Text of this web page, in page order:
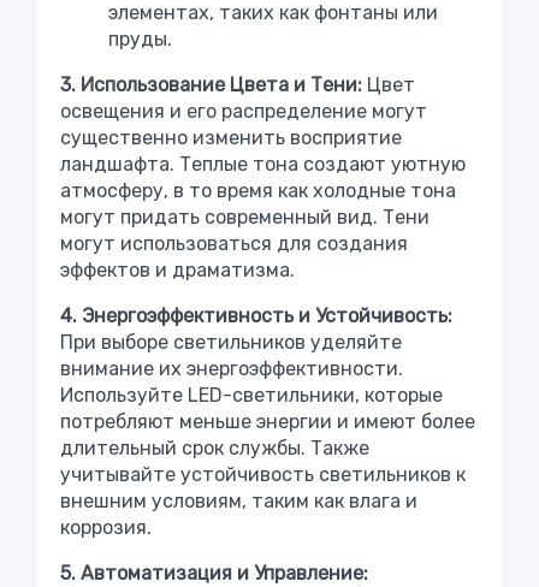
элементах, таких как фонтаны или
пруды.
3. Использование Цвета и Тени: Цвет
освещения и его распределение могут
существенно изменить восприятие
ландшафта. Теплые тона создают уютную
атмосферу, в то время как холодные тона
могут придать современный вид. Тени
могут использоваться для создания
эффектов и драматизма.
4. Энергоэффективность и Устойчивость:
При выборе светильников уделяйте
внимание их энергоэффективности.
Используйте LED-светильники, которые
потребляют меньше энергии и имеют более
длительный срок службы. Также
учитывайте устойчивость светильников к
внешним условиям, таким как влага и
коррозия.
5. Автоматизация и Управление: